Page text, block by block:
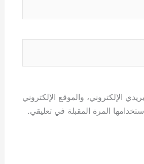
الإلكتروني، والموقع الإلكتروني
المرة المقبلة في تعليقي.